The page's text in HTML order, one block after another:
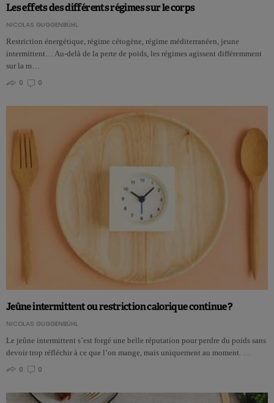
Les effets des différents régimes sur le corps
NICOLAS GUGGENBÜHL
Restriction énergétique, régime cétogène, régime méditerranéen, jeune
intermittent… Au-delà de la perte de poids, les régimes agissent différemment
sur la m…
0
0
Jeûne intermittent ou restriction calorique continue ?
NICOLAS GUGGENBÜHL
Le jeûne intermittent s’est forgé une belle réputation pour perdre du poids sans
devoir trop réfléchir à ce que l’on mange, mais uniquement au moment. …
0
0